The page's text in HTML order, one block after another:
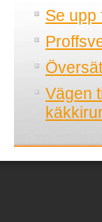
Se upp
Vägen